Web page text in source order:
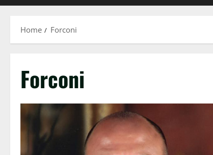
Home Forconi
Forconi